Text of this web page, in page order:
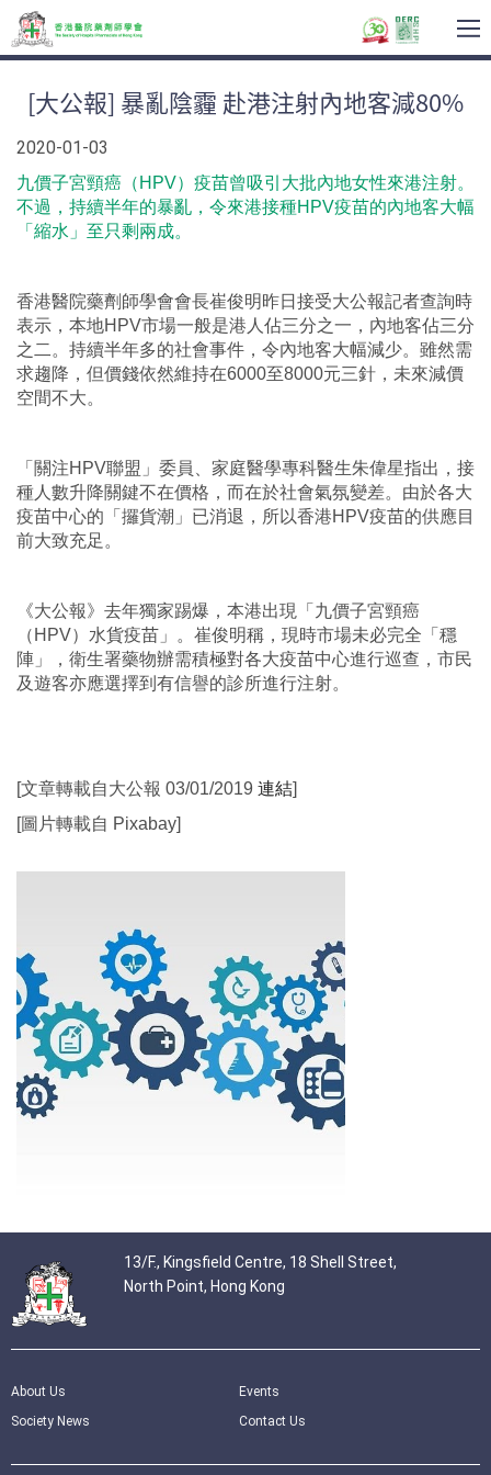
[大公報] 暴亂陰霾 赴港注射內地客減80%
2020-01-03
九價子宮頸癌（HPV）疫苗曾吸引大批內地女性來港注射。
不過，持續半年的暴亂，令來港接種HPV疫苗的內地客大幅
「縮水」至只剩兩成。
香港醫院藥劑師學會會長崔俊明昨日接受大公報記者查詢時
表示，本地HPV市場一般是港人佔三分之一，內地客佔三分
之二。持續半年多的社會事件，令內地客大幅減少。雖然需
求趨降，但價錢依然維持在6000至8000元三針，未來減價
空間不大。
「關注HPV聯盟」委員、家庭醫學專科醫生朱偉星指出，接
種人數升降關鍵不在價格，而在於社會氣氛變差。由於各大
疫苗中心的「攞貨潮」已消退，所以香港HPV疫苗的供應目
前大致充足。
《大公報》去年獨家踢爆，本港出現「九價子宮頸癌
（HPV）水貨疫苗」。崔俊明稱，現時市場未必完全「穩
陣」，衛生署藥物辦需積極對各大疫苗中心進行巡查，市民
及遊客亦應選擇到有信譽的診所進行注射。
[文章轉載自大公報 03/01/2019 連結]
[圖片轉載自 Pixabay]
13/F., Kingsfield Centre, 18 Shell Street,
North Point, Hong Kong
About Us
Society News
Events
Contact Us